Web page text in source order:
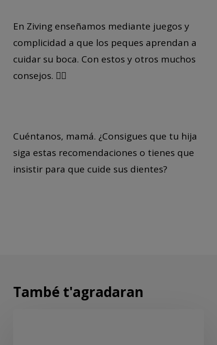
En Ziving enseñamos mediante juegos y
complicidad a que los peques aprendan a
cuidar su boca. Con estos y otros muchos
consejos. 🤹‍♂️
Cuéntanos, mamá. ¿Consigues que tu hija
siga estas recomendaciones o tienes que
insistir para que cuide sus dientes?
També t'agradaran